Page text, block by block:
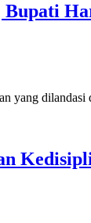
dilandasi